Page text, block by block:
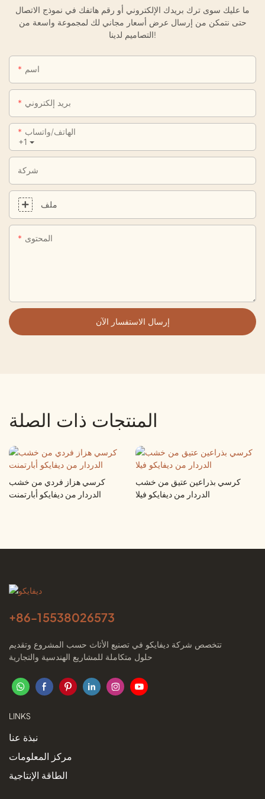
ما عليك سوى ترك بريدك الإلكتروني أو رقم هاتفك في نموذج الاتصال
حتى نتمكن من إرسال عرض أسعار مجاني لك لمجموعة واسعة من
التصاميم لدينا!
اسم
بريد إلكتروني
+1
الهاتف/واتساب
شركة
ملف
المحتوى
إرسال الاستفسار الآن
المنتجات ذات الصلة
كرسي هزاز فردي من خشب
الدردار من ديفايكو أبارتمنت
كرسي بذراعين عتيق من خشب
الدردار من ديفايكو فيلا
+86-15538026573
تتخصص شركة ديفايكو في تصنيع الأثاث حسب المشروع وتقديم
حلول متكاملة للمشاريع الهندسية والتجارية
LINKS
نبذة عنا
مركز المعلومات
الطاقة الإنتاجية